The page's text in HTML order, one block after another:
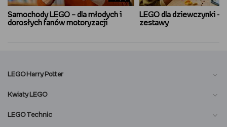
Samochody LEGO – dla młodych i
dorosłych fanów motoryzacji
LEGO dla dziewczynki –
zestawy
LEGO Harry Potter
Kwiaty LEGO
LEGO Technic